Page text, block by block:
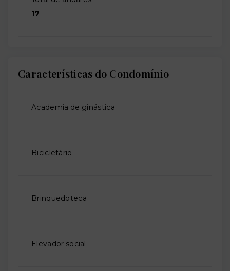
17
Características do Condomínio
Academia de ginástica
Bicicletário
Brinquedoteca
Elevador social